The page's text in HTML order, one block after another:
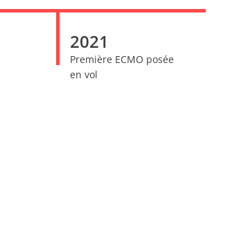
2021
Première ECMO posée
en vol